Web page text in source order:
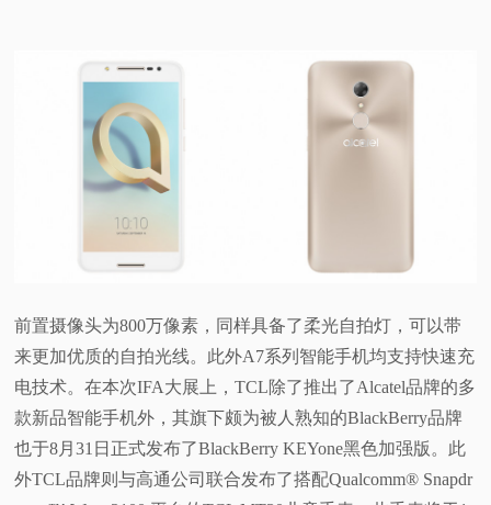
前置摄像头为800万像素，同样具备了柔光自拍灯，可以带
来更加优质的自拍光线。此外A7系列智能手机均支持快速充
电技术。在本次IFA大展上，TCL除了推出了Alcatel品牌的多
款新品智能手机外，其旗下颇为被人熟知的BlackBerry品牌
也于8月31日正式发布了BlackBerry KEYone黑色加强版。此
外TCL品牌则与高通公司联合发布了搭配Qualcomm® Snapdr